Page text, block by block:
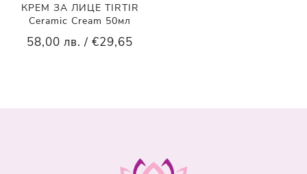
КРЕМ ЗА ЛИЦЕ TIRTIR
Ceramic Cream 50мл
58,00 лв. / €29,65